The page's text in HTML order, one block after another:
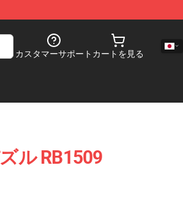
カスタマーサポート カートを見る
ル RB1509